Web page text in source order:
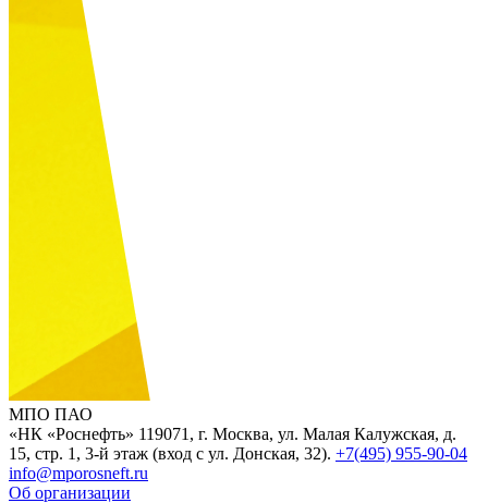
МПО ПАО
«НК «Роснефть» 119071, г. Москва, ул. Малая Калужская, д.
15, стр. 1, 3-й этаж (вход с ул. Донская, 32). +7(495) 955-90-04
info@mporosneft.ru
Об организации